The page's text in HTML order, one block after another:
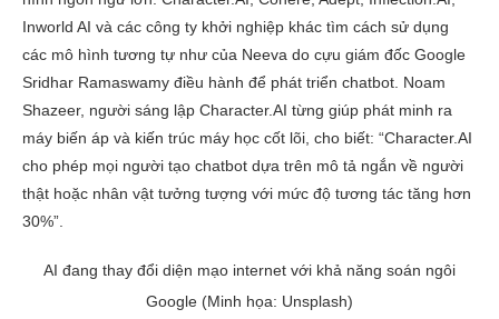
Inworld AI và các công ty khởi nghiệp khác tìm cách sử dụng
các mô hình tương tự như của Neeva do cựu giám đốc Google
Sridhar Ramaswamy điều hành để phát triển chatbot. Noam
Shazeer, người sáng lập Character.AI từng giúp phát minh ra
máy biến áp và kiến trúc máy học cốt lõi, cho biết: “Character.AI
cho phép mọi người tạo chatbot dựa trên mô tả ngắn về người
thật hoặc nhân vật tưởng tượng với mức độ tương tác tăng hơn
30%”.
AI đang thay đổi diện mạo internet với khả năng soán ngôi
Google (Minh họa: Unsplash)